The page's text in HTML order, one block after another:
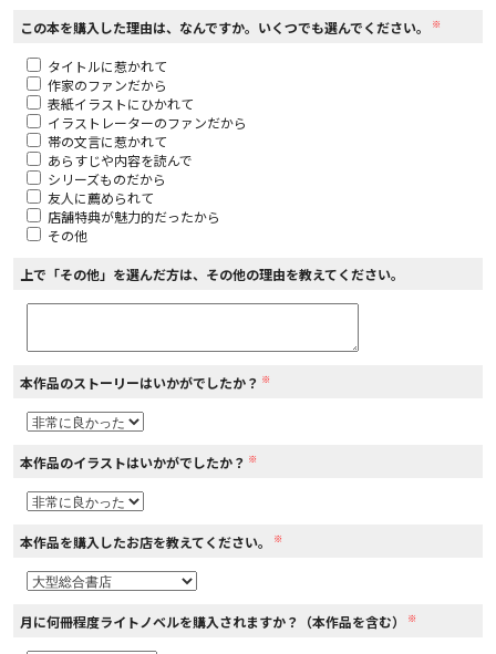
コミックパルフェ
閉じる
この本を購入した理由は、なんですか。いくつでも選んでください。 ※
タイトルに惹かれて
作家のファンだから
表紙イラストにひかれて
イラストレーターのファンだから
帯の文言に惹かれて
あらすじや内容を読んで
シリーズものだから
友人に薦められて
店舗特典が魅力的だったから
その他
上で「その他」を選んだ方は、その他の理由を教えてください。
本作品のストーリーはいかがでしたか？ ※
本作品のイラストはいかがでしたか？ ※
本作品を購入したお店を教えてください。 ※
月に何冊程度ライトノベルを購入されますか？（本作品を含む） ※